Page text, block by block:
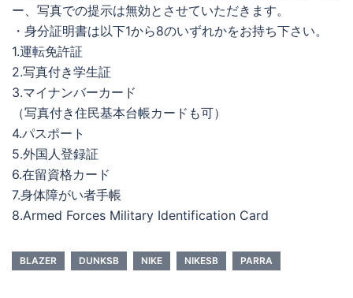
ー、写真での提示は無効とさせていただきます。
・身分証明書は以下1から8のいずれかをお持ち下さい。
1.運転免許証
2.写真付き学生証
3.マイナンバーカード
（写真付き住民基本台帳カードも可）
4.パスポート
5.外国人登録証
6.在留資格カード
7.身体障がい者手帳
8.Armed Forces Military Identification Card
BLAZER DUNKSB NIKE NIKESB PARRA